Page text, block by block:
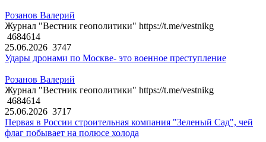
Розанов Валерий
Журнал "Вестник геополитики" https://t.me/vestnikg
4684614
25.06.2026 3747
Удары дронами по Москве- это военное преступление
Розанов Валерий
Журнал "Вестник геополитики" https://t.me/vestnikg
4684614
25.06.2026 3717
Первая в России строительная компания "Зеленый Сад", чей
флаг побывает на полюсе холода